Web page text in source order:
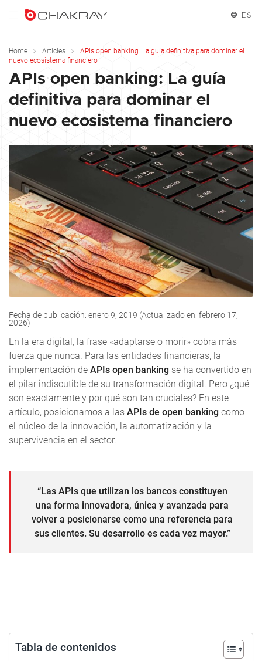
ES
Español
Home Articles
APIs open banking: La guía definitiva para dominar el
nuevo ecosistema financiero
APIs open banking: La guía
definitiva para dominar el
nuevo ecosistema financiero
Fecha de publicación: enero 9, 2019 (Actualizado en: febrero 17,
2026)
En la era digital, la frase «adaptarse o morir» cobra más
fuerza que nunca. Para las entidades financieras, la
implementación de APIs open banking se ha convertido en
el pilar indiscutible de su transformación digital. Pero ¿qué
son exactamente y por qué son tan cruciales? En este
artículo, posicionamos a las APIs de open banking como
el núcleo de la innovación, la automatización y la
supervivencia en el sector.
“Las APIs que utilizan los bancos constituyen
una forma innovadora, única y avanzada para
volver a posicionarse como una referencia para
sus clientes. Su desarrollo es cada vez mayor.”
Tabla de contenidos